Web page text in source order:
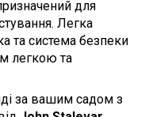
для
Легка
та система безпеки
легкою та
за вашим садом з